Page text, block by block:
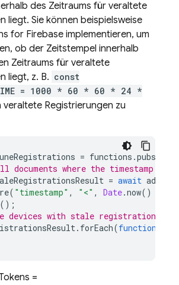
des Zeitraums für veraltete
liegt. Sie können beispielsweise
for Firebaseimplementieren, um
ob der Zeitstempel innerhalb
Zeitraums für veraltete
liegt, z. B. const
= 1000 * 60 * 60 * 24 *
veraltete Registrierungen zu
= functions .pubsub
documents where the timestamp
= await admin
( "timestamp" , "<" , Date.now()
();
devices with stale registrations
. forEach(function
=